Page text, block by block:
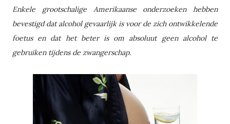
Enkele grootschalige Amerikaanse onderzoeken hebben
bevestigd dat alcohol gevaarlijk is voor de zich ontwikkelende
foetus en dat het beter is om absoluut geen alcohol te
gebruiken tijdens de zwangerschap.